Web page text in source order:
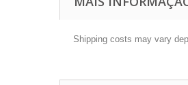
Shipping costs may vary